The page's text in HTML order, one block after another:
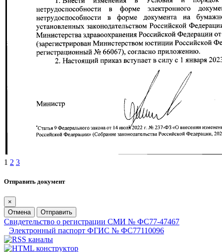
1 2 3
Отправить документ
×
Отмена
Отправить
Свидетельство о регистрации СМИ № ФС77-47467
Электронный паспорт ФГИС № ФС77110096